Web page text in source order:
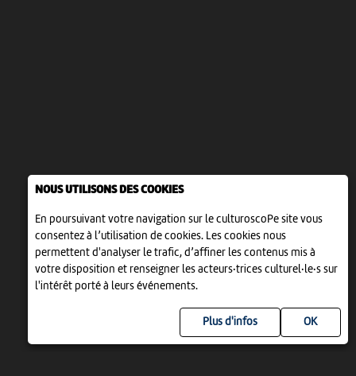
NOUS UTILISONS DES COOKIES
En poursuivant votre navigation sur le culturoscoPe site vous
consentez à l’utilisation de cookies. Les cookies nous
permettent d'analyser le trafic, d’affiner les contenus mis à
votre disposition et renseigner les acteurs·trices culturel·le·s sur
l'intérêt porté à leurs événements.
Plus d'infos